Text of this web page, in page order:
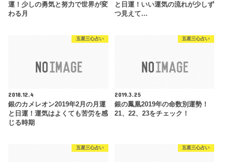
運！少しの勇気と努力で世界が変
わる月
と日運！いい運気の流れが少しず
つ見えて…
五星三心占い
2018.12.4
銀のカメレオン2019年2月の月運
と日運！運気はよくても苦労を感
じる時期
五星三心占い
2019.3.25
銀の鳳凰2019年の命数別運勢！
21、22、23をチェック！
五星三心占い 五星三心占い